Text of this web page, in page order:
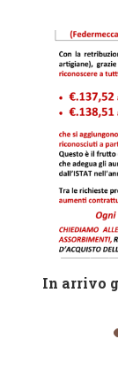
In arrivo